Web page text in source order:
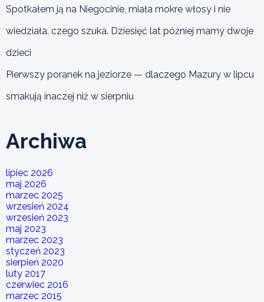
Spotkałem ją na Niegocinie, miała mokre włosy i nie
wiedziała, czego szuka. Dziesięć lat później mamy dwoje
dzieci
Pierwszy poranek na jeziorze — dlaczego Mazury w lipcu
smakują inaczej niż w sierpniu
Archiwa
lipiec 2026
maj 2026
marzec 2025
wrzesień 2024
wrzesień 2023
maj 2023
marzec 2023
styczeń 2023
sierpień 2020
luty 2017
czerwiec 2016
marzec 2015